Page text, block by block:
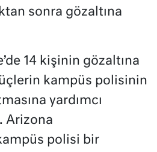
sonra gözaltına
14 kişinin gözaltına
kampüs polisinin
yardımcı
Arizona
polisi bir